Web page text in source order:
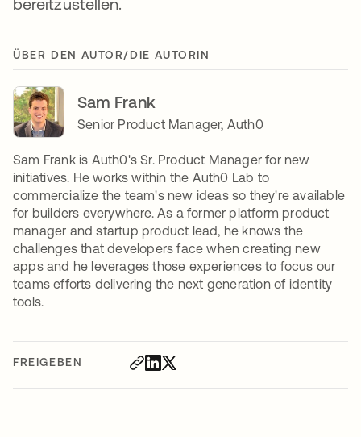
FREIGEBEN
ÜBER DEN AUTOR/DIE AUTORIN
Sam Frank
Senior Product Manager, Auth0
Sam Frank is Auth0's Sr. Product Manager for new
initiatives. He works within the Auth0 Lab to
commercialize the team's new ideas so they're available
for builders everywhere. As a former platform product
manager and startup product lead, he knows the
challenges that developers face when creating new
apps and he leverages those experiences to focus our
teams efforts delivering the next generation of identity
tools.